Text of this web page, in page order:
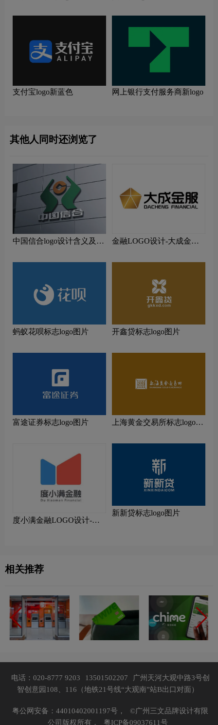
支付宝logo新蓝色 网上银行支付服务商新logo
其他人同时还浏览了
中国信合logo设计含义及设
金融LOGO设计-大成金融
蚂蚁花呗标志logo图片 开鑫贷标志logo图片
富途证券标志logo图片
上海黄金交易所标志logo图
度小满金融LOGO设计-度
新新贷标志logo图片
相关推荐
电话：020-8777 9203 13501502207
广州天河大观中路3号创
智创意园108、116（地铁21号线“大观南”站B出口对面）
粤公网安备：44010402001197号，
©广州三文品牌设计有限
公司版权所有，
粤ICP备09037611号